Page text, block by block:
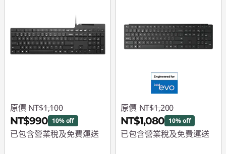
原價 NT$1,100
NT$990 10% off
已包含營業稅及免費運送
原價 NT$1,200
NT$1,080 10% off
已包含營業稅及免費運送